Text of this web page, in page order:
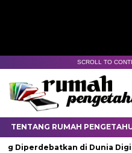
SCROLL TO
TENTANG RUMAH
di Dunia Digital